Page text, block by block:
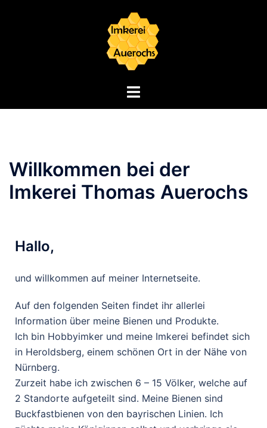
Imkerei Thomas Auerochs
Natur aus Heroldsberg
Willkommen bei der
Imkerei Thomas Auerochs
Hallo,
und willkommen auf meiner Internetseite.
Auf den folgenden Seiten findet ihr allerlei
Information über meine Bienen und Produkte.
Ich bin Hobbyimker und meine Imkerei befindet sich
in Heroldsberg, einem schönen Ort in der Nähe von
Nürnberg.
Zurzeit habe ich zwischen 6 – 15 Völker, welche auf
2 Standorte aufgeteilt sind. Meine Bienen sind
Buckfastbienen von den bayrischen Linien. Ich